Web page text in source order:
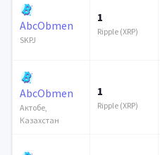
AbcObmen
SKPJ
1
Ripple (XRP)
AbcObmen
Актобе,
Казахстан
1
Ripple (XRP)